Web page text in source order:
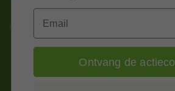
Kitcentrum is trots op:
Email
Ontvang de